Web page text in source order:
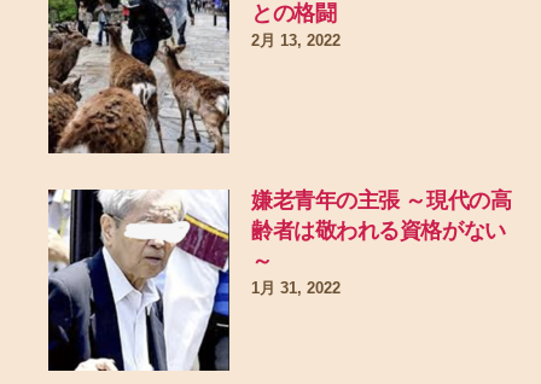
との格闘
2月 13, 2022
嫌老青年の主張 ～現代の高
齢者は敬われる資格がない
～
1月 31, 2022